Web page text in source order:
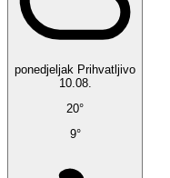
ponedjeljak Prihvatljivo
10.08.
20°
9°